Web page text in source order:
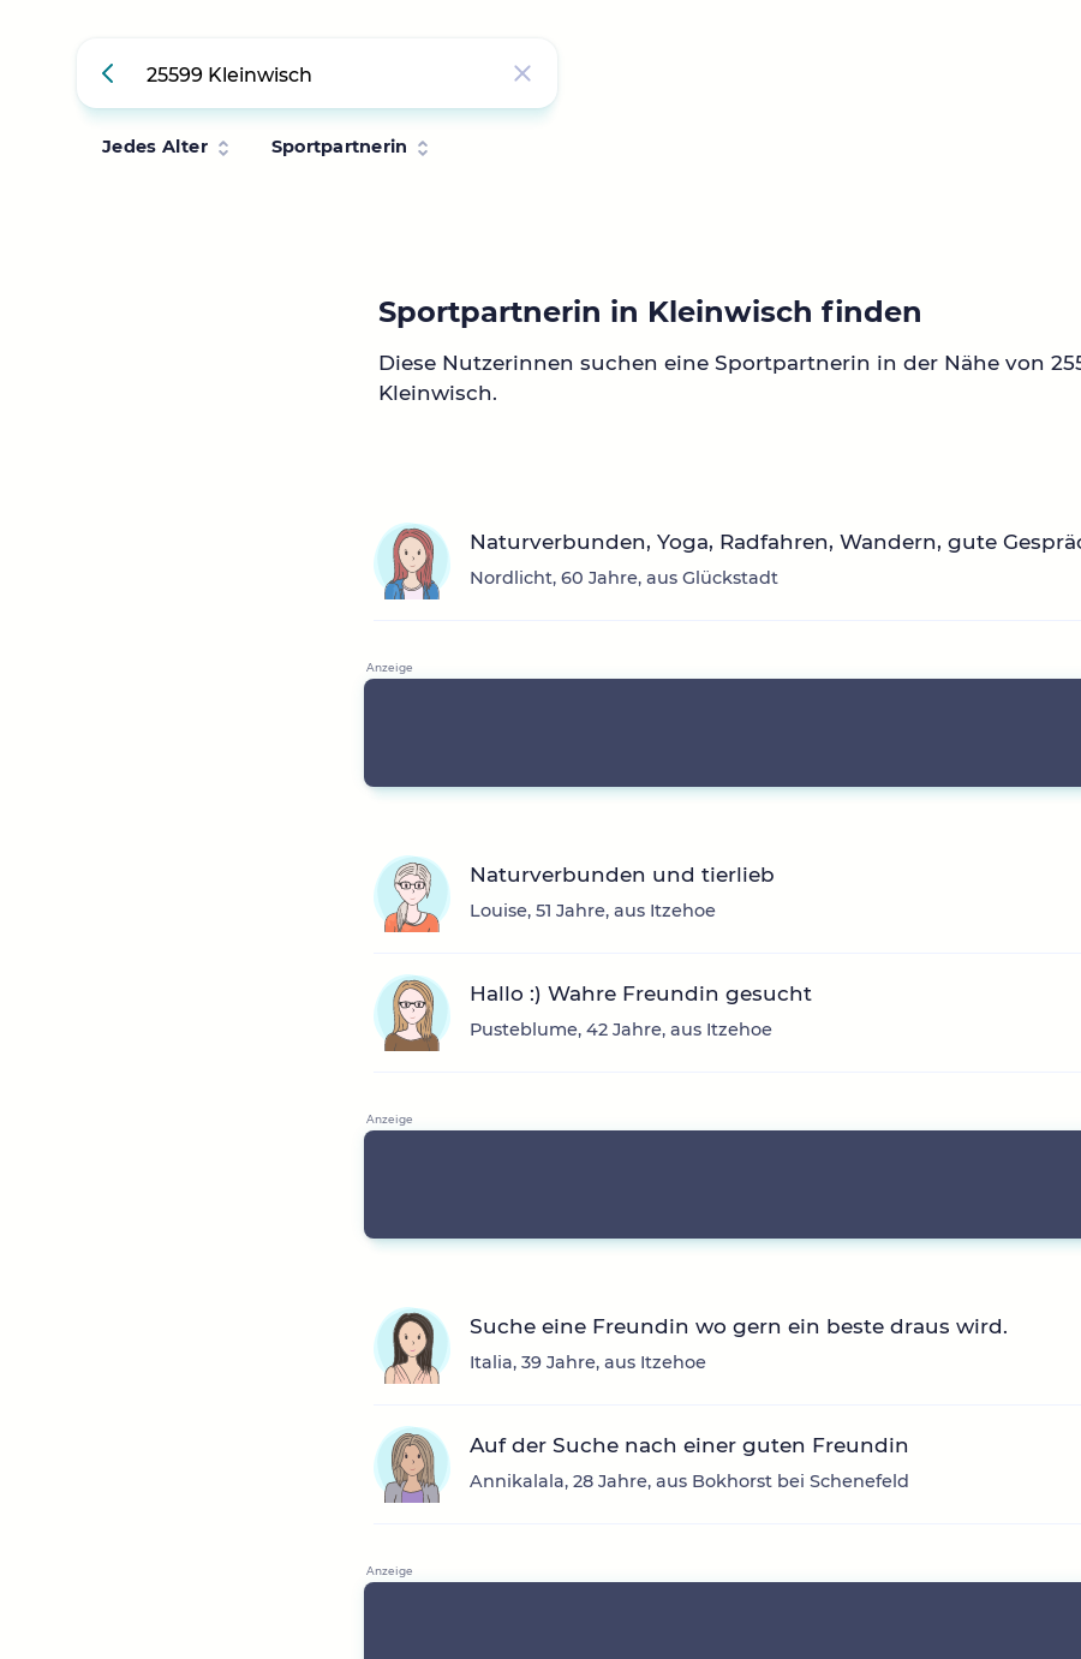
Jedes Alter Sportpartnerin
Sportpartnerin in Kleinwisch finden
Diese Nutzerinnen suchen eine Sportpartnerin in der Nähe von
Kleinwisch.
Naturverbunden, Yoga, Radfahren, Wandern, gute
Nordlicht, 60 Jahre, aus Glückstadt
Naturverbunden und tierlieb
Louise, 51 Jahre, aus Itzehoe
Hallo :) Wahre Freundin gesucht
Pusteblume, 42 Jahre, aus Itzehoe
Suche eine Freundin wo gern ein beste draus wird.
Italia, 39 Jahre, aus Itzehoe
Auf der Suche nach einer guten Freundin
Annikalala, 28 Jahre, aus Bokhorst bei Schenefeld